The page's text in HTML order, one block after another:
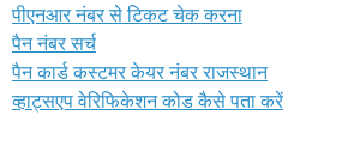
पीएनआर नंबर से टिकट चेक करना
पैन नंबर सर्च
पैन कार्ड कस्टमर केयर नंबर राजस्थान
व्हाट्सएप वेरिफिकेशन कोड कैसे पता करें